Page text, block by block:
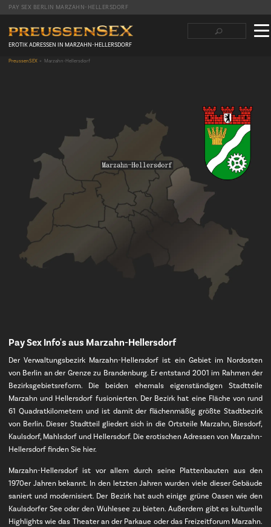
PAY SEX BERLIN MARZAHN-HELLERSDORF
Suchbegriffe
Navigation
überspringen
EROTIK ADRESSEN IN MARZAHN-HELLERSDORF
PreussenSEX Marzahn-Hellersdorf
Pay Sex Info's aus Marzahn-Hellersdorf
Der Verwaltungsbezirk Marzahn-Hellersdorf ist ein Gebiet im Nordosten
von Berlin an der Grenze zu Brandenburg. Er entstand 2001 im Rahmen der
Bezirksgebietsreform. Die beiden ehemals eigenständigen Stadtteile
Marzahn und Hellersdorf fusionierten. Der Bezirk hat eine Fläche von rund
61 Quadratkilometern und ist damit der flächenmäßig größte Stadtbezirk
von Berlin. Dieser Stadtteil gliedert sich in die Ortsteile Marzahn, Biesdorf,
Kaulsdorf, Mahlsdorf und Hellersdorf. Die erotischen Adressen von Marzahn-
Hellersdorf finden Sie hier.
Marzahn-Hellersdorf ist vor allem durch seine Plattenbauten aus den
1970er Jahren bekannt. In den letzten Jahren wurden viele dieser Gebäude
saniert und modernisiert. Der Bezirk hat auch einige grüne Oasen wie den
Kaulsdorfer See oder den Wuhlesee zu bieten. Außerdem gibt es kulturelle
Highlights wie das Theater an der Parkaue oder das Freizeitforum Marzahn.